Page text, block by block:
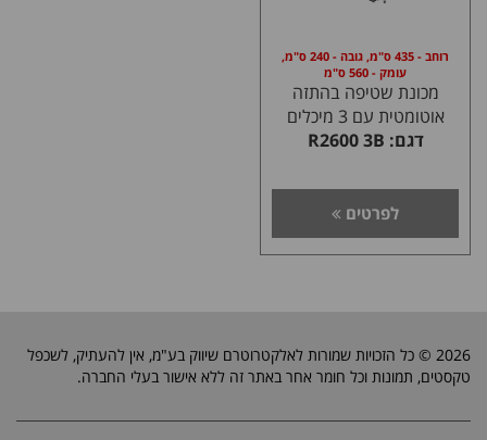
רוחב - 435 ס"מ, גובה - 240 ס"מ,
עומק - 560 ס"מ
מכונת שטיפה בהתזה
אוטומטית עם 3 מיכלים
דגם: R2600 3B
לפרטים
2026 © כל הזכויות שמורות לאלקטרוטרם שיווק בע"מ, אין להעתיק, לשכפל
טקסטים, תמונות וכל חומר אחר באתר זה ללא אישור בעלי החברה.